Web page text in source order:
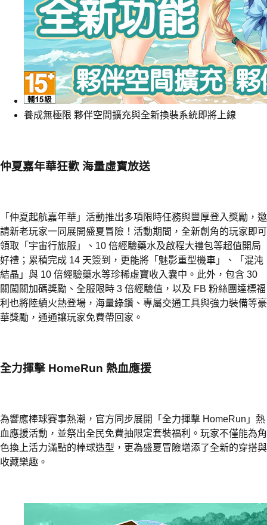
養成無極限 夥伴空間擴充與全新換裝系統即將上線
仲夏嘉年華狂歡 海量虛寶放送
「仲夏起航嘉年華」活動推出多項限時任務與豐厚登入獎勵，邀
請新老玩家一同展開盛夏冒險！活動期間，全新創角的玩家即可
領取「宇宙行旅服」、10 倍經驗藥水及啟程大禮包等超值開局
好禮；累積完成 14 天簽到，更能將「魅影重型機車」、「混沌
結晶」與 10 倍經驗藥水等珍稀虛寶收入囊中。此外，包含 30
關闖關加碼獎勵、全服限時 3 倍經驗值，以及 FB 粉絲團達標福
利也將陸續火熱登場，海量綠鑽、專屬交通工具與強力裝備等豪
華獎勵，通通讓玩家免費帶回家。
全力揮擊 HomeRun 熱血應援
為響應棒球賽事熱潮，官方同步展開「全力揮擊 HomeRun」熱
血應援活動，並祭出全民免費抽限定套裝福利。玩家不僅能為角
色換上活力滿點的棒球造型，更為盛夏冒險增添了全新的穿搭與
收藏樂趣。